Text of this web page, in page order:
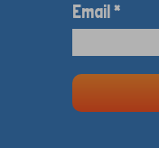
Email *